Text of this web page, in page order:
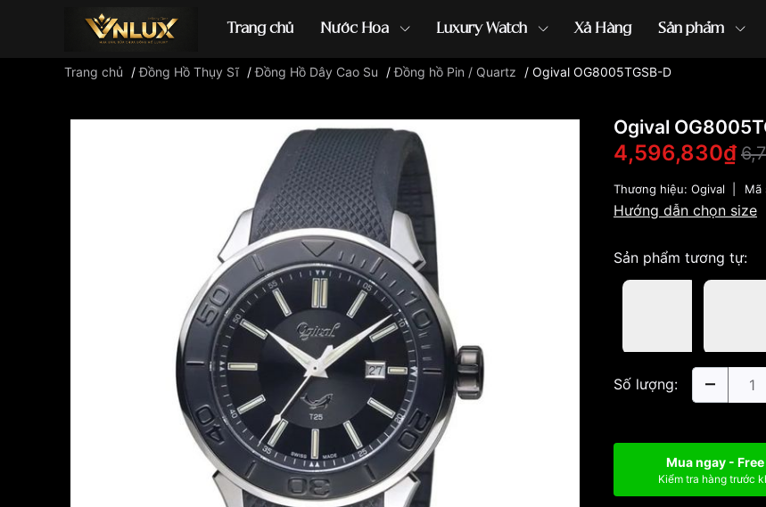
Trang chủ Nước Hoa Luxury Watch Xả Hàng Sản phẩm
Đồng hồ casio đồng hồ G-Shock đồng hồ Orient ...
Trang chủ /Đồng Hồ Thụy Sĩ /Đồng Hồ Dây Cao Su /Đồng hồ Pin / Quartz / Ogival OG8005TGSB-D
Ogival
4,596,830₫
Thương hiệu: Ogival Mã
Hướng dẫn chọn size
Sản phẩm tương tự:
Số lượng:
Mua ngay -
Kiểm tra hàng trước